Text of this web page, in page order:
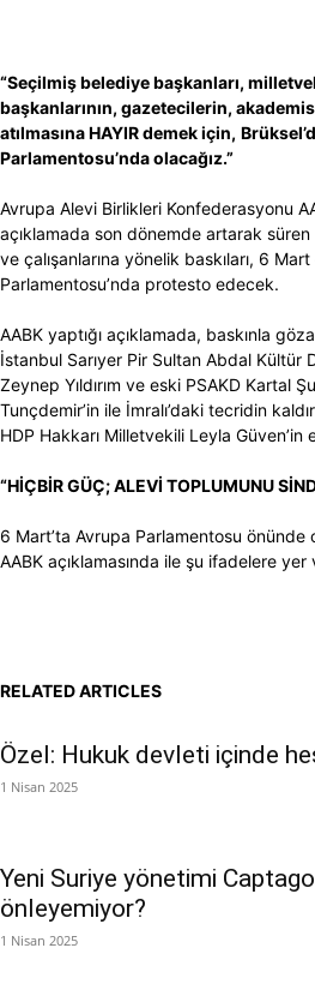
“Seçilmiş belediye başkanları,
başkanlarının, gazetecilerin,
atılmasına HAYIR demek için,
Parlamentosu’nda olacağız.”
Avrupa Alevi Birlikleri Konfederasyonu
açıklamada son dönemde artarak süren
ve çalışanlarına yönelik baskıları, 6
Parlamentosu’nda protesto edecek.
AABK yaptığı açıklamada, baskınla
İstanbul Sarıyer Pir Sultan Abdal Kültür
Zeynep Yıldırım ve eski PSAKD Kartal
Tunçdemir’in ile İmralı’daki tecridin
HDP Hakkarı Milletvekili Leyla
“HİÇBİR GÜÇ; ALEVİ TOPLUMUNU
6 Mart’ta Avrupa Parlamentosu önünde
AABK açıklamasında ile şu ifadelere yer
RELATED ARTICLES
Özel: Hukuk devleti içinde
1 Nisan 2025
Yeni Suriye yönetimi
önleyemiyor?
1 Nisan 2025